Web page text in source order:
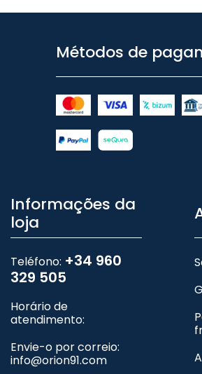
Métodos de
Informações da
loja
Teléfono: +34 960
329 505
Horário de
atendimento:
Envie-o por correio:
info@orion91.com